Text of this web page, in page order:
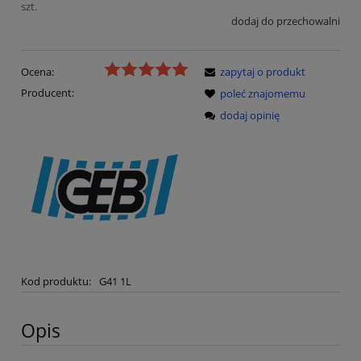
szt.
dodaj do przechowalni
Ocena:
Producent:
Kod produktu: G41 1L
zapytaj o produkt
poleć znajomemu
dodaj opinię
Opis